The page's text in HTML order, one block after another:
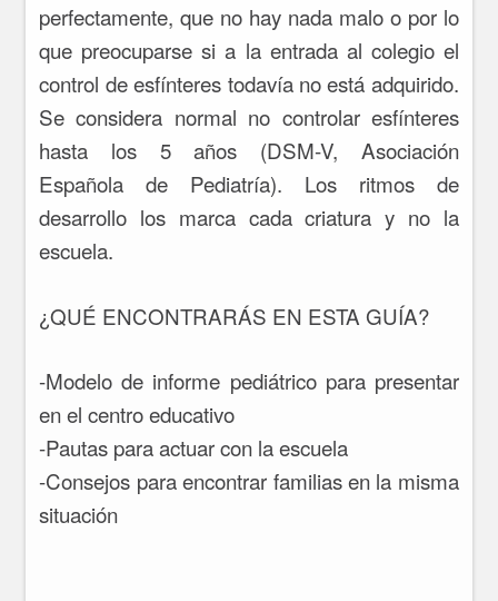
perfectamente, que no hay nada malo o por lo
que preocuparse si a la entrada al colegio el
control de esfínteres todavía no está adquirido.
Se considera normal no controlar esfínteres
hasta los 5 años (DSM-V, Asociación
Española de Pediatría). Los ritmos de
desarrollo los marca cada criatura y no la
escuela.
¿QUÉ ENCONTRARÁS EN ESTA GUÍA?
-Modelo de informe pediátrico para presentar
en el centro educativo
-Pautas para actuar con la escuela
-Consejos para encontrar familias en la misma
situación